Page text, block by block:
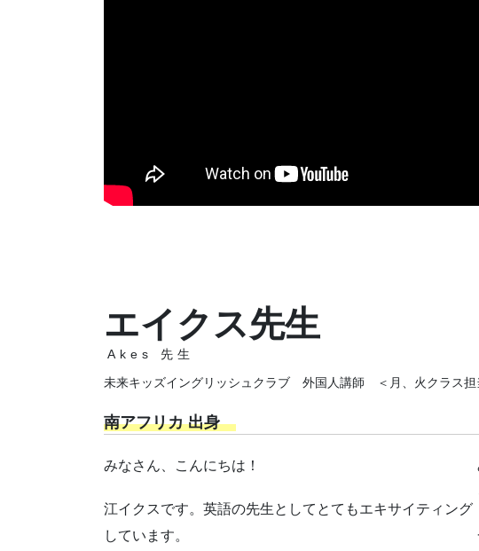
エイクス先生
Akes 先生
未来キッズイングリッシュクラブ 外国人講師 ＜月、火クラス担
南アフリカ 出身
みなさん、こんにちは！
江イクスです。英語の先生としてとてもエキサイティング
しています。